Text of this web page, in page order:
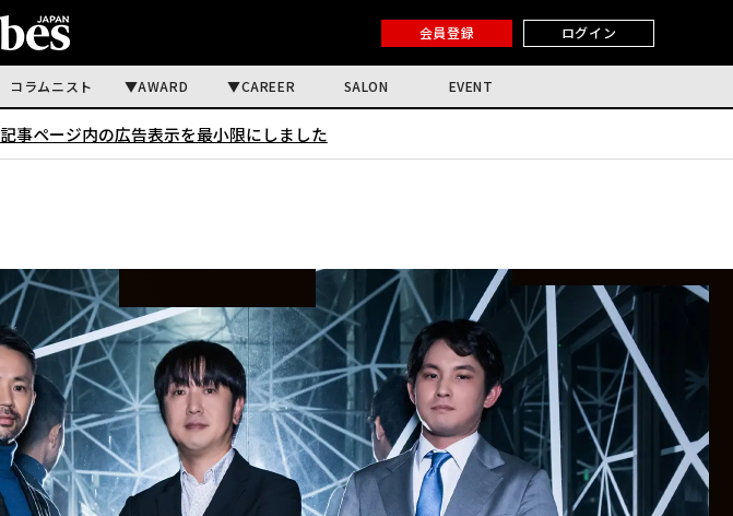
会員登録 ログイン
コラムニスト AWARD CAREER SALON EVENT
記事ページ内の広告表示を最小限にしました